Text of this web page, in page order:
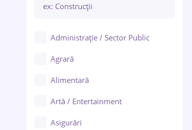
Administrație / Sector Public
Agrară
Alimentară
Artă / Entertainment
Asigurări